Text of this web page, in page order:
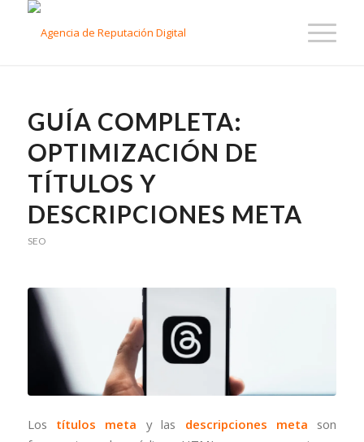
GUÍA COMPLETA:
OPTIMIZACIÓN DE
TÍTULOS Y
DESCRIPCIONES META
SEO
Los títulos meta y las descripciones meta son